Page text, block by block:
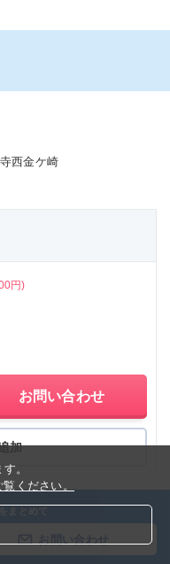
まとめて
西金ケ崎
円)
お問い合わせ
加
。
ください。